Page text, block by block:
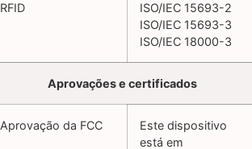
RFID
ISO/IEC 15693-2
ISO/IEC 15693-3
ISO/IEC 18000-3
Aprovações e certificados
Aprovação da FCC
Este dispositivo
está em